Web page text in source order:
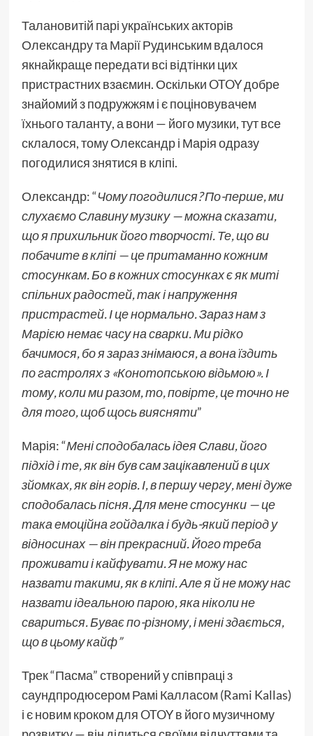
Талановитій парі українських акторів
Олександру та Марії Рудинським вдалося
якнайкраще передати всі відтінки цих
пристрастних взаємин. Оскільки OTOY добре
знайомий з подружжям і є поціновувачем
їхнього таланту, а вони — його музики, тут все
склалося, тому Олександр і Марія одразу
погодилися знятися в кліпі.
Олександр: “Чому погодилися? По-перше, ми
слухаємо Славину музику — можна сказати,
що я прихильник його творчості. Те, що ви
побачите в кліпі — це притаманно кожним
стосункам. Бо в кожних стосунках є як миті
спільних радостей, так і напруження
пристрастей. І це нормально. Зараз нам з
Марією немає часу на сварки. Ми рідко
бачимося, бо я зараз знімаюся, а вона їздить
по гастролях з «Конотопською відьмою». І
тому, коли ми разом, то, повірте, це точно не
для того, щоб щось виясняти”
Марія: “Мені сподобалась ідея Слави, його
підхід і те, як він був сам зацікавлений в цих
зйомках, як він горів. І, в першу чергу, мені дуже
сподобалась пісня. Для мене стосунки — це
така емоційна гойдалка і будь-який період у
відносинах — він прекрасний. Його треба
проживати і кайфувати. Я не можу нас
назвати такими, як в кліпі. Але я й не можу нас
назвати ідеальною парою, яка ніколи не
свариться. Буває по-різному, і мені здається,
що в цьому кайф”
Трек “Пасма” створений у співпраці з
саундпродюсером Рамі Калласом (Rami Kallas)
і є новим кроком для OTOY в його музичному